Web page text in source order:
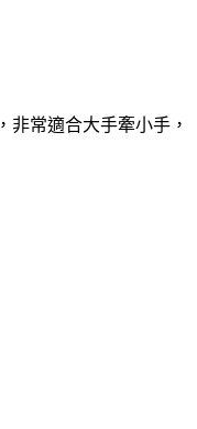
非常適合大手牽小手，